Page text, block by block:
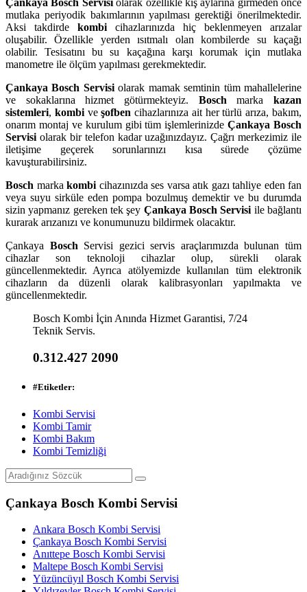
mutlaka periyodik bakımlarının yapılması gerektiği önerilmektedir.
Aksi takdirde kombi cihazlarınızda hiç beklenmeyen arızalar
oluşabilir. Özellikle yerden ısıtmalı olan kombilerde su kaçağı
olabilir. Tesisatını bu su kaçağına karşı korumak için mutlaka
manometre ile ölçüm yapılması gerekmektedir.
ÇankayaBosch Servisiolarak mamak semtinin tüm mahallelerine
ve sokaklarına hizmet götürmekteyiz. Boschmarkakazan
sistemleri, kombi veşofben cihazlarınıza ait her türlü arıza, bakım,
onarım montaj ve kurulum gibi tüm işlemlerinizdeÇankaya Bosch
Servisi olarak bir telefon kadar uzağınızdayız. Çağrı merkezimiz ile
iletişime geçerek sorunlarınızı kısa sürede çözüme
kavuşturabilirsiniz.
Bosch marka kombi cihazınızda ses varsa atık gazı tahliye eden fan
veya suyu sirküle eden pompa bozulmuş demektir ve bu durumda
sizin yapmanız gereken tek şey Çankaya Bosch Servisi ile bağlantı
kurarak arızanızı ve konumunuzu bildirmek olacaktır.
Çankaya Bosch Servisi gezici servis araçlarımızda bulunan tüm
cihazlar son teknoloji cihazlar olup, sürekli olarak
güncellenmektedir. Ayrıca atölyemizde kullanılan tüm elektronik
cihazların da düzenli olarak kalibrasyonları yapılmakta ve
güncellenmektedir.
Bosch Kombi İçin Anında Hizmet Garantisi, 7/24
Teknik Servis.
0.312.427 2090
#Etiketler:
Kombi Servisi
Kombi Tamir
Kombi Bakım
Kombi Temizliği
Çankaya Bosch Kombi Servisi
Ankara Bosch Kombi Servisi
Çankaya Bosch Kombi Servisi
Anıttepe Bosch Kombi Servisi
Maltepe Bosch Kombi Servisi
Yüzüncüyıl Bosch Kombi Servisi